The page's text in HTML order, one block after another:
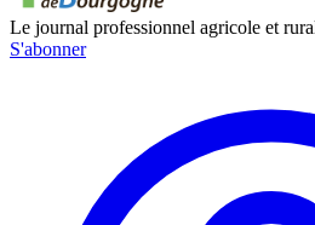
Le journal professionnel agricole et
S'abonner